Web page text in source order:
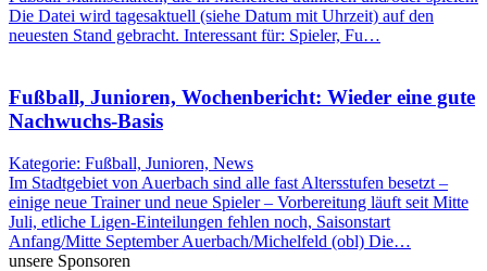
Die Datei wird tagesaktuell (siehe Datum mit Uhrzeit) auf den
neuesten Stand gebracht. Interessant für: Spieler, Fu…
Fußball, Junioren, Wochenbericht: Wieder eine gute
Nachwuchs-Basis
Kategorie: Fußball, Junioren, News
Im Stadtgebiet von Auerbach sind alle fast Altersstufen besetzt –
einige neue Trainer und neue Spieler – Vorbereitung läuft seit Mitte
Juli, etliche Ligen-Einteilungen fehlen noch, Saisonstart
Anfang/Mitte September Auerbach/Michelfeld (obl) Die…
unsere Sponsoren